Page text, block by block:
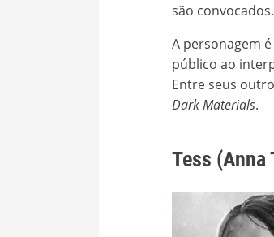
são convocados.
A personagem
público ao
Entre seus
Dark Materials.
Tess (Anna